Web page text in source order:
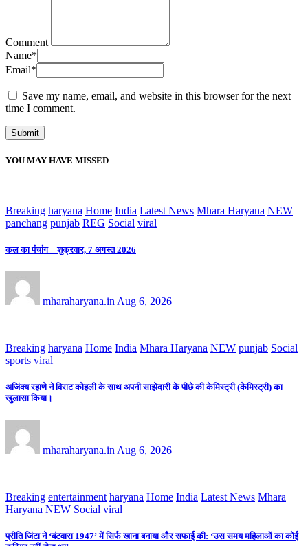
Comment
Name*
Email*
Save my name, email, and website in this browser for the next
time I comment.
YOU MAY HAVE MISSED
Breaking haryana Home India Latest News Mhara Haryana NEW
panchang punjab REG Social viral
कल का पंचांग – शुक्रवार, 7 अगस्त 2026
mharaharyana.in Aug 6, 2026
Breaking haryana Home India Mhara Haryana NEW punjab Social
sports viral
अजिंक्य रहाणे ने विराट कोहली के साथ अपनी साझेदारी के पीछे की केमिस्ट्री (केमिस्ट्री) का
खुलासा किया।
mharaharyana.in Aug 6, 2026
Breaking entertainment haryana Home India Latest News Mhara
Haryana NEW Social viral
प्रीति जिंटा ने ‘बंटवारा 1947’ में सिर्फ खाना बनाया और सफाई की: ‘उस समय महिलाओं का कोई